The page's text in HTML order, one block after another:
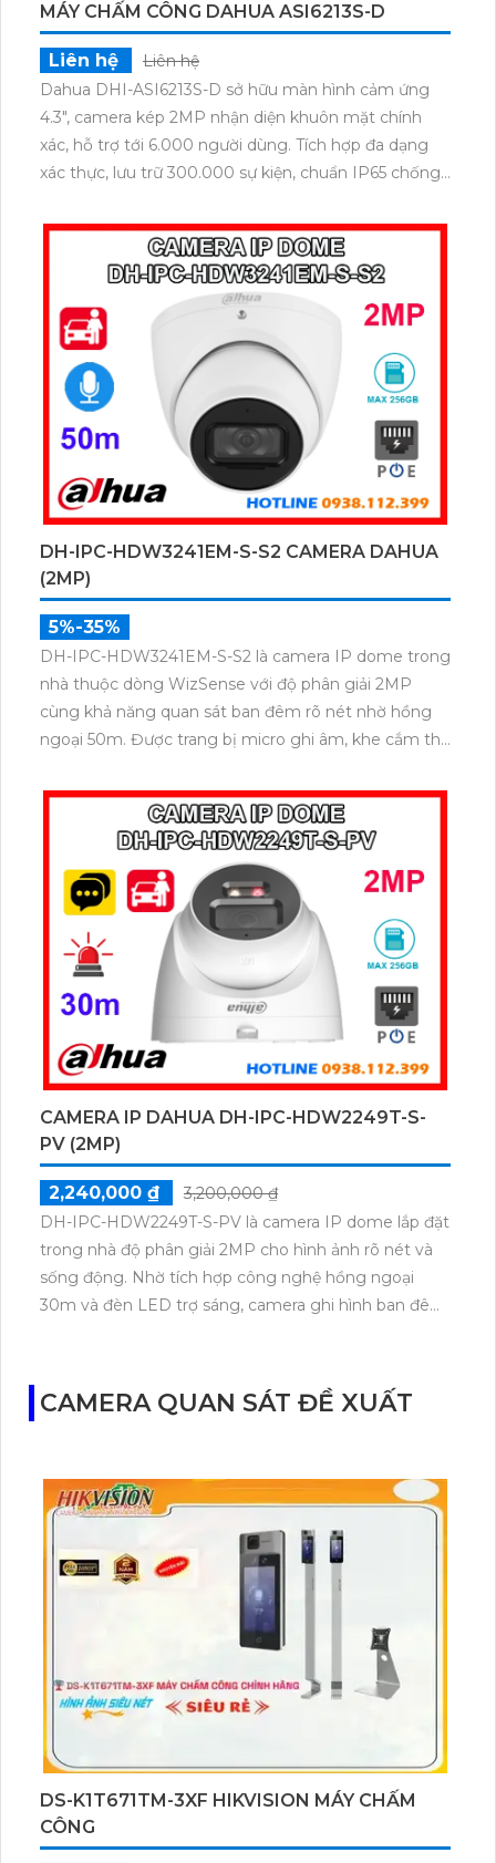
MÁY CHẤM CÔNG DAHUA ASI6213S-D
Liên hệ
Liên hệ
Dahua DHI-ASI6213S-D sở hữu màn hình cảm ứng
4.3", camera kép 2MP nhận diện khuôn mặt chính
xác, hỗ trợ tới 6.000 người dùng. Tích hợp đa dạng
xác thực, lưu trữ 300.000 sự kiện, chuẩn IP65 chống
cho kiểm soát ra vào chuyên nghiệp.
DH-IPC-HDW3241EM-S-S2 CAMERA DAHUA
(2MP)
5%-35%
DH-IPC-HDW3241EM-S-S2 là camera IP dome trong
nhà thuộc dòng WizSense với độ phân giải 2MP
cùng khả năng quan sát ban đêm rõ nét nhờ hồng
ngoại 50m. Được trang bị micro ghi âm, khe cắm thẻ
giúp phân biệt chính xác người và phương tiện,
camera mang lại hiệu quả giám sát vượt trội. Hỗ trợ
POE giúp lắp đặt đơn giản tin cậy và tính bảo mật
cao.
CAMERA IP DAHUA DH-IPC-HDW2249T-S-
PV (2MP)
2,240,000 ₫
3,200,000 ₫
DH-IPC-HDW2249T-S-PV là camera IP dome lắp đặt
trong nhà độ phân giải 2MP cho hình ảnh rõ nét và
sống động. Nhờ tích hợp công nghệ hồng ngoại
30m và đèn LED trợ sáng, camera ghi hình ban đêm
chiều phát hiện chuyển động thông minh và cảnh
báo chủ động, mang đến giải pháp an ninh toàn diện.
CAMERA QUAN SÁT ĐỀ XUẤT
DS-K1T671TM-3XF HIKVISION MÁY CHẤM
CÔNG